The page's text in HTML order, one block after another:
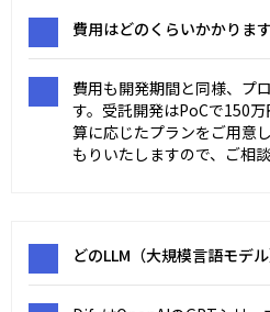
費用はどのくらいかかりま
費用も開発期間と同様、プ
す。受託開発はPoCで150
算に応じたプランをご用意
もりいたしますので、ご相談
どのLLM（大規模言語モデ